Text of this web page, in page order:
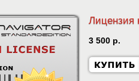
Лицензия
3 500 р.